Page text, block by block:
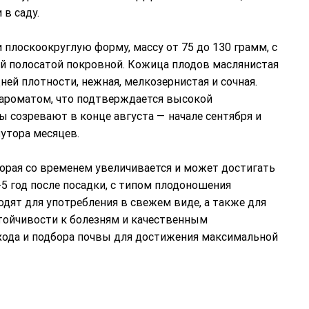
саду.
форму, массу от 75 до 130 грамм, с
полосатой покровной. Кожица плодов маслянистая
плотности, нежная, мелкозернистая и сочная.
что подтверждается высокой
в конце августа — начале сентября и
месяцев.
со временем увеличивается и может достигать
год после посадки, с типом плодоношения
для употребления в свежем виде, а также для
к болезням и качественным
и подбора почвы для достижения максимальной